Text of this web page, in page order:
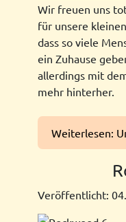
Wir freuen uns
für unsere
dass so viele
ein Zuhause
allerdings mit
mehr hinterher.
Weiterlesen:
Veröffentlicht: